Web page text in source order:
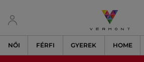
NŐI FÉRFI GYEREK HOME